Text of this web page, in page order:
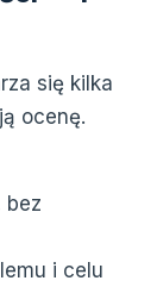
się kilka
ocenę.
bez
i celu